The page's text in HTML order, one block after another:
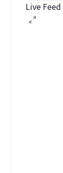
Live Feed